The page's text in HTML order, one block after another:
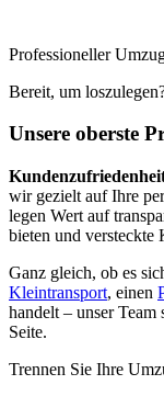
Professioneller
Bereit, um
Unsere oberste
wir gezielt auf Ihre
legen Wert auf
bieten und versteckte
Ganz gleich, ob es
Kleintransport, einen
handelt – unser
Seite.
Trennen Sie Ihre